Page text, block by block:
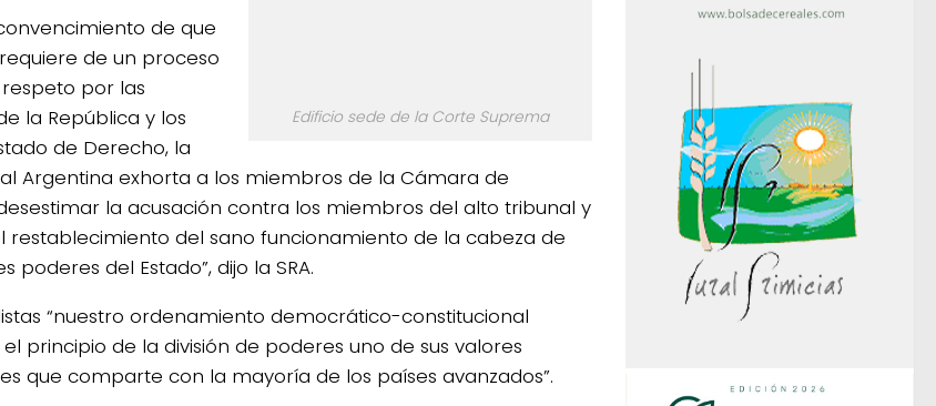
Edificio sede de la Corte Suprema
de que
de un proceso
por las
la República y los
de Derecho, la
Argentina exhorta a los miembros de la Cámara de
la acusación contra los miembros del alto tribunal y
restablecimiento del sano funcionamiento de la cabeza de
poderes del Estado”, dijo la SRA.
“nuestro ordenamiento democrático-constitucional
principio de la división de poderes uno de sus valores
que comparte con la mayoría de los países avanzados”.